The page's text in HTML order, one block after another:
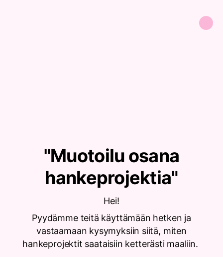
"Muotoilu osana
hankeprojektia"
Hei!
Pyydämme teitä käyttämään hetken ja
vastaamaan kysymyksiin siitä, miten
hankeprojektit saataisiin ketterästi maaliin.